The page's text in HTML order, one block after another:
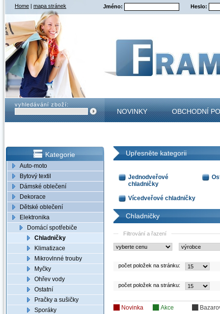
Home | mapa stránek Jméno: Heslo:
vyhledávání zboží:
NOVINKY OBCHODNÍ
Kategorie
Auto-moto
Bytový textil
Dámské oblečení
Dekorace
Dětské oblečení
Elektronika
Domácí spotřebiče
Chladničky
Klimatizace
Mikrovlnné trouby
Myčky
Ohřev vody
Ostatní
Pračky a sušičky
Sporáky
Upřesněte kategorii
Jednodveřové
chladničky
Vícedveřové chladničky
Chladničky
Filtrování a řazení
počet položek na stránku:
počet položek na stránku:
Novinka Akce